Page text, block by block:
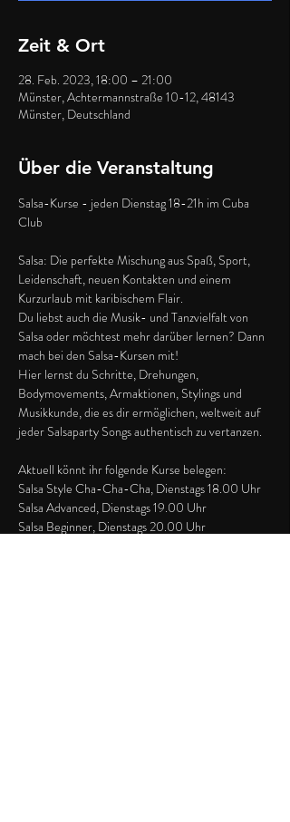
Zeit & Ort
28. Feb. 2023, 18:00 – 21:00
Münster, Achtermannstraße 10-12, 48143
Münster, Deutschland
Über die Veranstaltung
Salsa-Kurse - jeden Dienstag 18-21h im Cuba
Club
Salsa: Die perfekte Mischung aus Spaß, Sport,
Leidenschaft, neuen Kontakten und einem
Kurzurlaub mit karibischem Flair.
Du liebst auch die Musik- und Tanzvielfalt von
Salsa oder möchtest mehr darüber lernen? Dann
mach bei den Salsa-Kursen mit!
Hier lernst du Schritte, Drehungen,
Bodymovements, Armaktionen, Stylings und
Musikkunde, die es dir ermöglichen, weltweit auf
jeder Salsaparty Songs authentisch zu vertanzen.
Aktuell könnt ihr folgende Kurse belegen:
Salsa Style Cha-Cha-Cha, Dienstags 18.00 Uhr
Salsa Advanced, Dienstags 19.00 Uhr
Salsa Beginner, Dienstags 20.00 Uhr